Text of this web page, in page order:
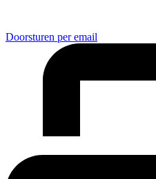
Doorsturen per email